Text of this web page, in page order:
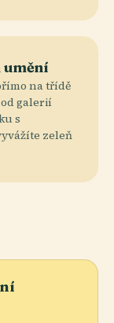
na třídě
galerií
s
zeleň